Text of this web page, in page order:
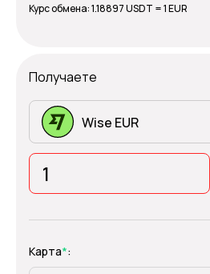
Курс обмена:1.18897 USDT = 1 EUR
Получаете
Wise EUR
Карта*: